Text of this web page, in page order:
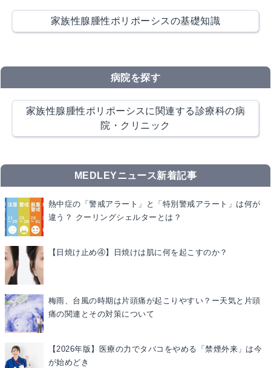
家族性腺腫性ポリポーシスの基礎知識
病院を探す
家族性腺腫性ポリポーシスに関連する診療科の病
院・クリニック
MEDLEYニュース新着記事
熱中症の「警戒アラート」と「特別警戒アラート」は何が
違う？ クーリングシェルターとは？
【日焼け止め④】日焼けは肌に何を起こすのか？
梅雨、台風の時期は片頭痛が起こりやすい？ー天気と片頭
痛の関連とその対策について
【2026年版】医療の力でタバコをやめる「禁煙外来」は今
が始めどき